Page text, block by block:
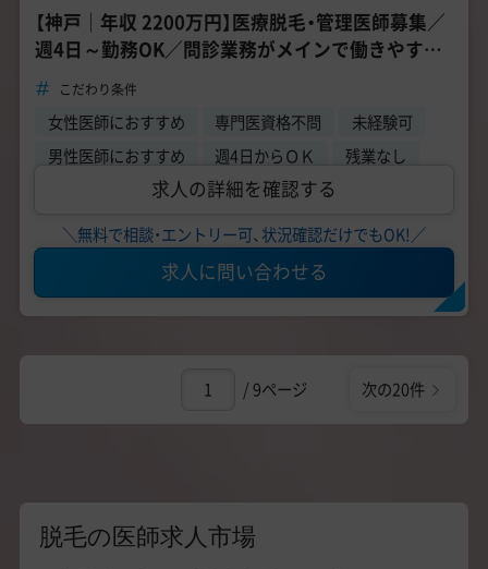
【神戸｜年収 2200万円】医療脱毛・管理医師募集／
週4日～勤務OK／問診業務がメインで働きやすい
環境こだわり条件
女性医師におすすめ 専門医資格不問
未経験可
男性医師におすすめ
週4日からＯＫ 残業なし
求人の詳細を確認する
＼無料で相談・エントリー可、状況確認だけでもOK!／
求人に問い合わせる
/ 9ページ 次の20件
脱毛の医師求人市場